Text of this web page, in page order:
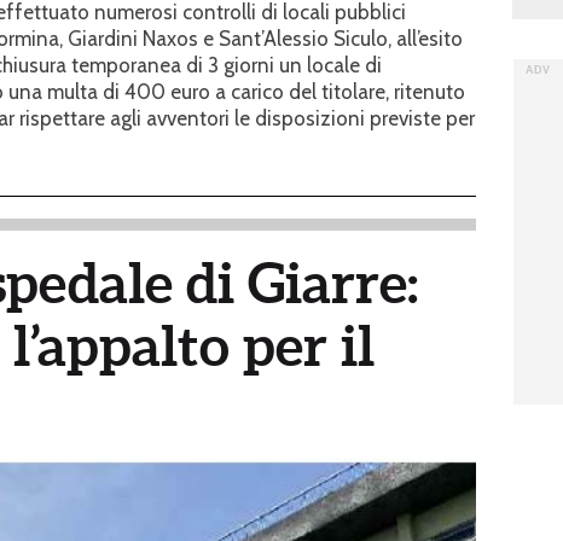
numerosi controlli di locali pubblici
Giardini Naxos e Sant’Alessio Siculo, all’esito
temporanea di 3 giorni un locale di
una multa di 400 euro a carico del titolare, ritenuto
rispettare agli avventori le disposizioni previste per
di Giarre:
per il